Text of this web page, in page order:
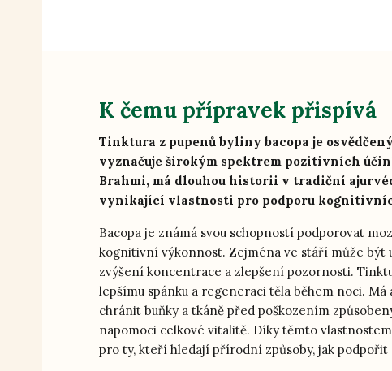
K čemu přípravek přispívá
Tinktura z pupenů byliny bacopa je
vyznačuje širokým spektrem pozitivních
Brahmi, má dlouhou historii v tradiční
vynikající vlastnosti pro podporu
Bacopa je známá svou schopností podporovat
kognitivní výkonnost. Zejména ve stáří může
zvýšení koncentrace a zlepšení pozornosti.
lepšímu spánku a regeneraci těla během noci.
chránit buňky a tkáně před poškozením
napomoci celkové vitalitě. Díky těmto
pro ty, kteří hledají přírodní způsoby, jak podpořit